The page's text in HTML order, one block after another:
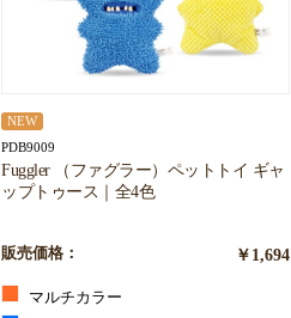
NEW
PDB9009
Fuggler （ファグラー）ペットトイ ギャ
ップトゥース｜全4色
販売価格： ￥1,694
マルチカラー